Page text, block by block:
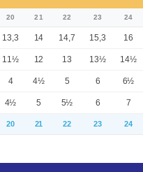
20 21 22 23 24
13,3 14 14,7 15,3 16
11½ 12 13 13½ 14½
4 4½ 5 6 6½
4½ 5 5½ 6 7
20 21 22 23 24